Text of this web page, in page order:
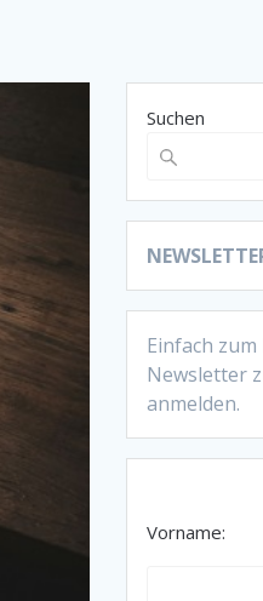
Suchen
Einfach
Newsletter
anmelden.
Vorname: